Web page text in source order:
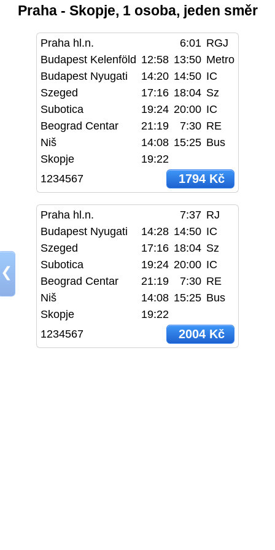
❮
Praha - Skopje, 1 osoba, jeden směr
Praha hl.n. 6:01 RGJ
Budapest Kelenföld 12:58 13:50 Metro
Budapest Nyugati
14:20 14:50 IC
Szeged
17:16 18:04 Sz
Subotica
19:24 20:00 IC
Beograd Centar
21:19 7:30 RE
Niš
14:08 15:25 Bus
Skopje
19:22
1234567
1794 Kč
Praha hl.n. 7:37 RJ
Budapest Nyugati
14:28 14:50 IC
Szeged
17:16 18:04 Sz
Subotica
19:24 20:00 IC
Beograd Centar
21:19 7:30 RE
Niš
14:08 15:25 Bus
Skopje
19:22
1234567
2004 Kč